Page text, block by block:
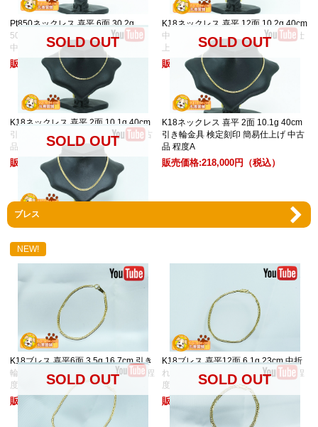
Pt850ネックレス 喜平 6面 30.2g
50cm 中折れ金具 検定刻印 仕上げ済
中古品 程度AB
販売価格: 450,000円 （税込）
K18ネックレス 喜平 12面 10.2g 40cm
中折れ金具 ロック付 検定刻印 簡易仕
上げ 中古品 程度A
販売価格:269,000円 （税込）
K18ネックレス 喜平 2面 10.1g 40cm
引き輪金具 検定刻印 簡易仕上げ 中古
品 程度A
販売価格:253,000円（税込）
SOLD OUT
K18ネックレス 喜平 2面 10.1g 40cm
引き輪金具 検定刻印 簡易仕上げ 中古
品 程度A
販売価格:218,000円 （税込）
SOLD OUT
K18ネックレス 喜平 12面 トリプル
仕上げ 中古品 程度A
販売価格:292,000円（税込）
SOLD OUT
ブレス
NEW!
K18ブレス 喜平6面 3.5g 16.7cm 引き
輪金具 検定刻印 洗浄済み 未使用品 程
度SA
販売価格: 78,800円 （税込）
K18ブレス 喜平12面 6.1g 23cm 中折
れ金具ロック付 仕上げ済み 中古品 程
度A
販売価格: 159,000円 （税込）
SOLD OUT SOLD OUT